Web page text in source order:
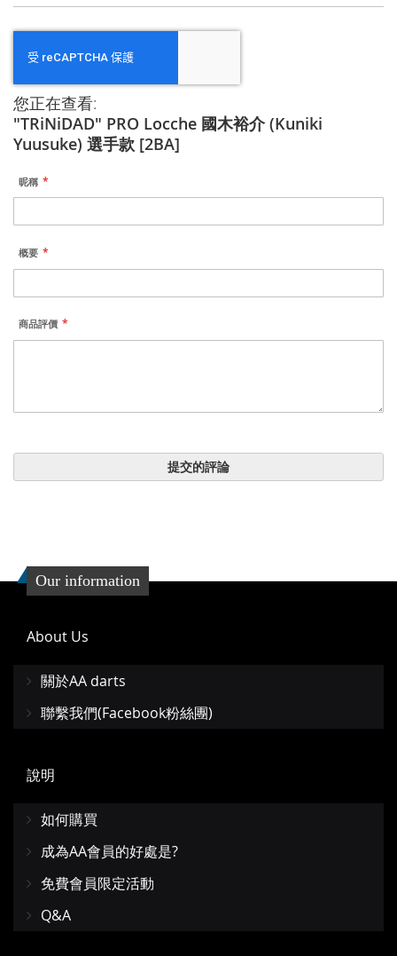
您正在查看:
"TRiNiDAD" PRO Locche 國木裕介 (Kuniki
Yuusuke) 選手款 [2BA]
昵稱
概要
商品評價
提交的評論
Our information
About Us
關於AA darts
聯繫我們(Facebook粉絲團)
說明
如何購買
成為AA會員的好處是?
免費會員限定活動
Q&A